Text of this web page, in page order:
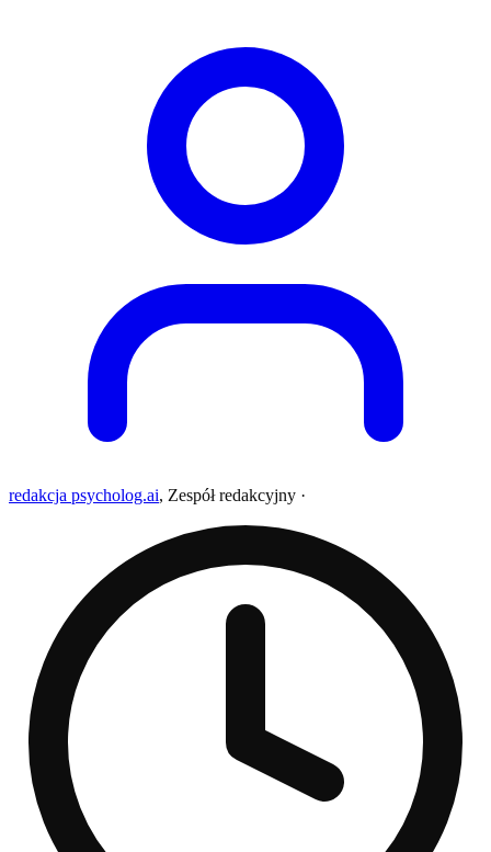
redakcja psycholog.ai, Zespół redakcyjny ·